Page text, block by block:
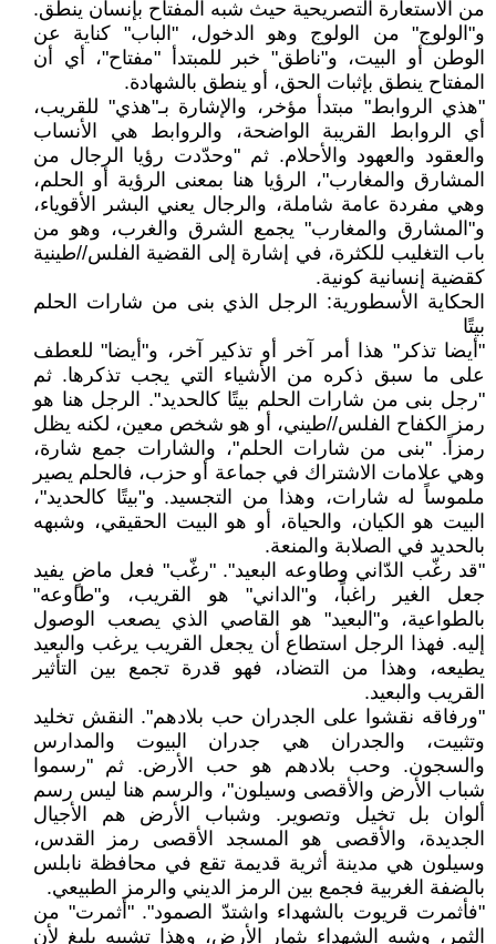
من الاستعارة التصريحية حيث شبه المفتاح بإنسان ينطق.
و"الولوج" من الولوج وهو الدخول، "الباب" كناية عن
الوطن أو البيت، و"ناطق" خبر للمبتدأ "مفتاح"، أي أن
المفتاح ينطق بإثبات الحق، أو ينطق بالشهادة.
"هذي الروابط" مبتدأ مؤخر، والإشارة بـ"هذي" للقريب،
أي الروابط القريبة الواضحة، والروابط هي الأنساب
والعقود والعهود والأحلام. ثم "وحدّدت رؤيا الرجال من
المشارق والمغارب"، الرؤيا هنا بمعنى الرؤية أو الحلم،
وهي مفردة عامة شاملة، والرجال يعني البشر الأقوياء،
و"المشارق والمغارب" يجمع الشرق والغرب، وهو من
باب التغليب للكثرة، في إشارة إلى القضية الفلس//طينية
كقضية إنسانية كونية.
الحكاية الأسطورية: الرجل الذي بنى من شارات الحلم
بيتًا
"أيضا تذكر" هذا أمر آخر أو تذكير آخر، و"أيضا" للعطف
على ما سبق ذكره من الأشياء التي يجب تذكرها. ثم
"رجل بنى من شارات الحلم بيتًا كالحديد". الرجل هنا هو
رمز الكفاح الفلس//طيني، أو هو شخص معين، لكنه يظل
رمزاً. "بنى من شارات الحلم"، والشارات جمع شارة،
وهي علامات الاشتراك في جماعة أو حزب، فالحلم يصير
ملموساً له شارات، وهذا من التجسيد. و"بيتًا كالحديد"،
البيت هو الكيان، والحياة، أو هو البيت الحقيقي، وشبهه
بالحديد في الصلابة والمنعة.
"قد رغّب الدّاني وطاوعه البعيد". "رغّب" فعل ماضٍ يفيد
جعل الغير راغباً، و"الداني" هو القريب، و"طاوعه"
بالطواعية، و"البعيد" هو القاصي الذي يصعب الوصول
إليه. فهذا الرجل استطاع أن يجعل القريب يرغب والبعيد
يطيعه، وهذا من التضاد، فهو قدرة تجمع بين التأثير
القريب والبعيد.
"ورفاقه نقشوا على الجدران حب بلادهم". النقش تخليد
وتثبيت، والجدران هي جدران البيوت والمدارس
والسجون. وحب بلادهم هو حب الأرض. ثم "رسموا
شباب الأرض والأقصى وسيلون"، والرسم هنا ليس رسم
ألوان بل تخيل وتصوير. وشباب الأرض هم الأجيال
الجديدة، والأقصى هو المسجد الأقصى رمز القدس،
وسيلون هي مدينة أثرية قديمة تقع في محافظة نابلس
بالضفة الغربية فجمع بين الرمز الديني والرمز الطبيعي.
"فأثمرت قريوت بالشهداء واشتدّ الصمود". "أثمرت" من
الثمر، وشبه الشهداء بثمار الأرض، وهذا تشبيه بليغ لأن